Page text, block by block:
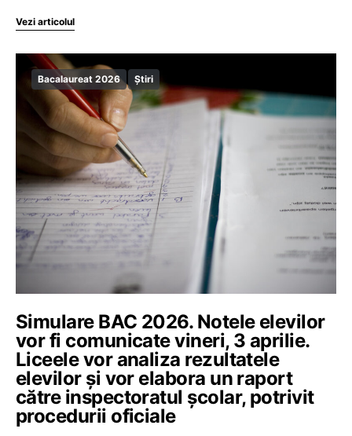
Vezi articolul
Bacalaureat 2026 Știri
Simulare BAC 2026. Notele elevilor
vor fi comunicate vineri, 3 aprilie.
Liceele vor analiza rezultatele
elevilor și vor elabora un raport
către inspectoratul școlar, potrivit
procedurii oficiale